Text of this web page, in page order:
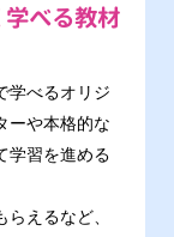
べる教材
学べるオリジ
ーや本格的な
学習を進める
えるなど、